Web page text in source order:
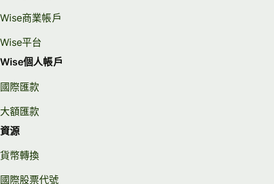
Wise商業帳戶
Wise平台
Wise個人帳戶
國際匯款
大額匯款
資源
貨幣轉換
國際股票代號